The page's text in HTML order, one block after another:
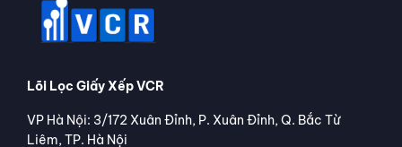
Lõi Lọc Giấy Xếp VCR
VP Hà Nội: 3/172 Xuân Đỉnh, P. Xuân Đỉnh, Q. Bắc Từ
Liêm, TP. Hà Nội